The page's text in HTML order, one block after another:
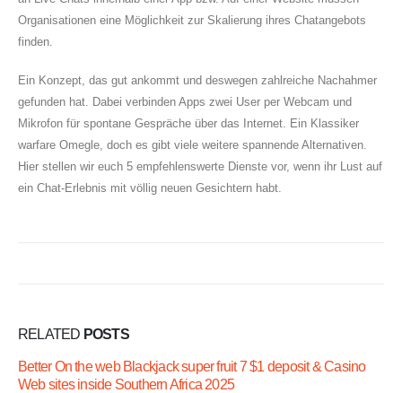
Organisationen eine Möglichkeit zur Skalierung ihres Chatangebots
finden.
Ein Konzept, das gut ankommt und deswegen zahlreiche Nachahmer
gefunden hat. Dabei verbinden Apps zwei User per Webcam und
Mikrofon für spontane Gespräche über das Internet. Ein Klassiker
warfare Omegle, doch es gibt viele weitere spannende Alternativen.
Hier stellen wir euch 5 empfehlenswerte Dienste vor, wenn ihr Lust auf
ein Chat-Erlebnis mit völlig neuen Gesichtern habt.
RELATED POSTS
Better On the web Blackjack super fruit 7 $1 deposit & Casino
Web sites inside Southern Africa 2025